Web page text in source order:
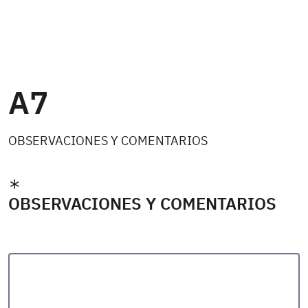
A7
OBSERVACIONES Y COMENTARIOS
OBSERVACIONES Y COMENTARIOS